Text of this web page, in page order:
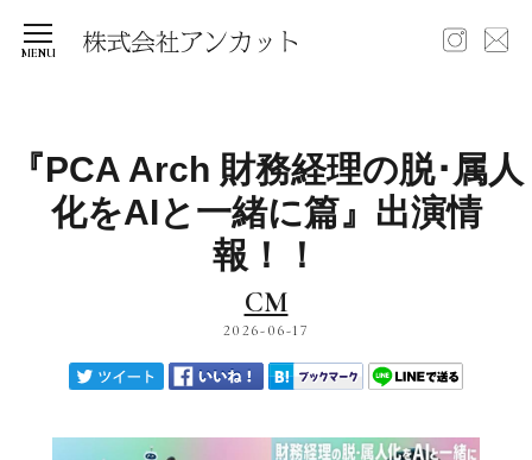
『PCA Arch 財務経理の脱･属人
化をAIと一緒に篇』出演情
報！！
CM
2026-06-17